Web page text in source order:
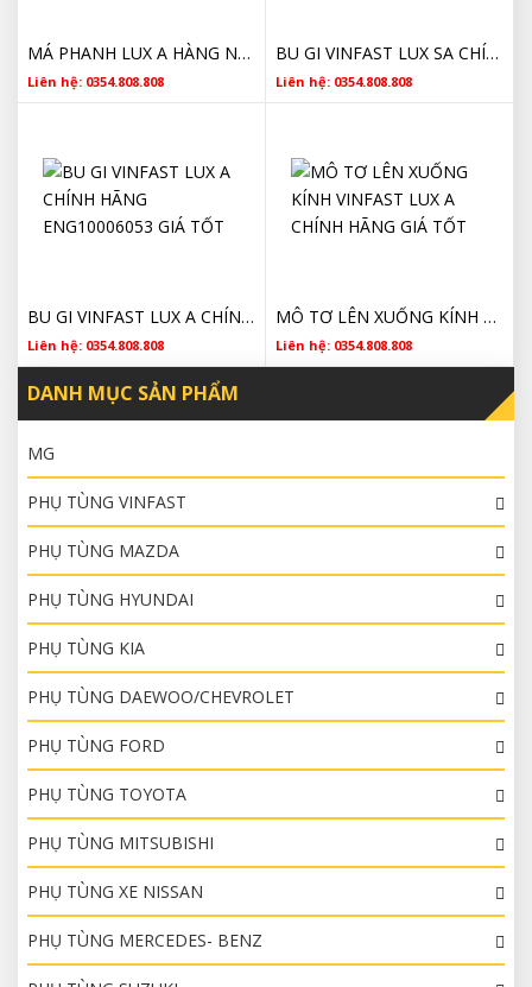
MÁ PHANH LUX A HÀNG NHẬT XỊN
Liên hệ: 0354.808.808
BU GI VINFAST LUX SA CHÍNH HÃNG ENG10006053 GIÁ TỐT
Liên hệ: 0354.808.808
BU GI VINFAST LUX A CHÍNH HÃNG ENG10006053 GIÁ TỐT
Liên hệ: 0354.808.808
MÔ TƠ LÊN XUỐNG KÍNH VINFAST LUX A CHÍNH HÃNG GIÁ TỐT
Liên hệ: 0354.808.808
DANH MỤC SẢN PHẨM
MG
PHỤ TÙNG VINFAST
PHỤ TÙNG MAZDA
PHỤ TÙNG HYUNDAI
PHỤ TÙNG KIA
PHỤ TÙNG DAEWOO/CHEVROLET
PHỤ TÙNG FORD
PHỤ TÙNG TOYOTA
PHỤ TÙNG MITSUBISHI
PHỤ TÙNG XE NISSAN
PHỤ TÙNG MERCEDES- BENZ